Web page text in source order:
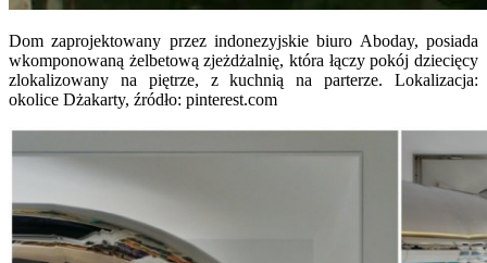
Dom zaprojektowany przez indonezyjskie biuro Aboday, posiada
wkomponowaną żelbetową zjeżdżalnię, która łączy pokój dziecięcy
zlokalizowany na piętrze, z kuchnią na parterze. Lokalizacja:
okolice Dżakarty, źródło: pinterest.com